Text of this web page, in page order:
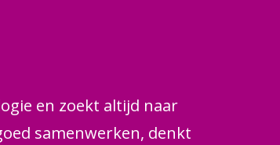
en zoekt altijd naar
samenwerken, denkt